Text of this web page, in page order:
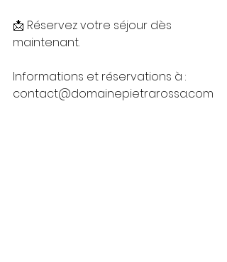
📩 Réservez votre séjour dès
maintenant.
Informations et réservations à :
contact@domainepietrarossa.com